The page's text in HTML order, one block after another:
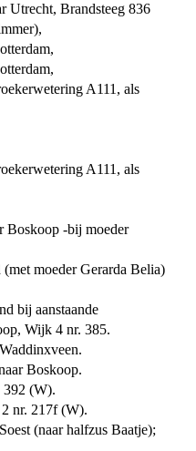
Utrecht, Brandsteeg 836
A111, als
A111, als
Boskoop -bij moeder
moeder Gerarda Belia)
bij aanstaande
Wijk 4 nr. 385.
Boskoop.
392 (W).
nr. 217f (W).
(naar halfzus Baatje);